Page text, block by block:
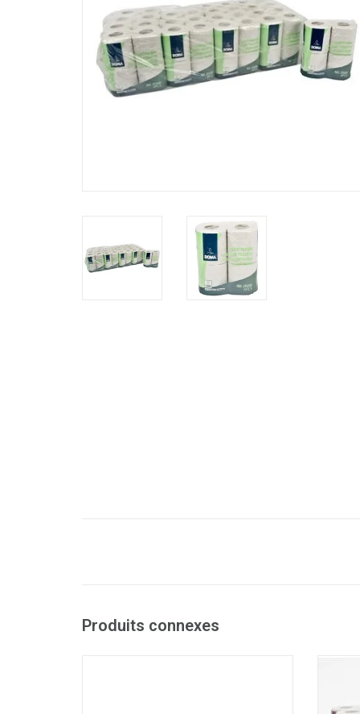
Produits connexes